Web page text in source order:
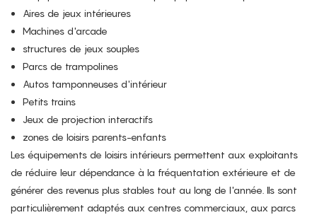
Aires de jeux intérieures
Machines d'arcade
structures de jeux souples
Parcs de trampolines
Autos tamponneuses d'intérieur
Petits trains
Jeux de projection interactifs
zones de loisirs parents-enfants
Les équipements de loisirs intérieurs permettent aux exploitants
de réduire leur dépendance à la fréquentation extérieure et de
générer des revenus plus stables tout au long de l'année. Ils sont
particulièrement adaptés aux centres commerciaux, aux parcs